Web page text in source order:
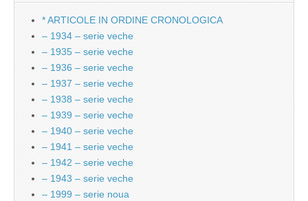
* ARTICOLE IN ORDINE CRONOLOGICA
– 1934 – serie veche
– 1935 – serie veche
– 1936 – serie veche
– 1937 – serie veche
– 1938 – serie veche
– 1939 – serie veche
– 1940 – serie veche
– 1941 – serie veche
– 1942 – serie veche
– 1943 – serie veche
– 1999 – serie noua